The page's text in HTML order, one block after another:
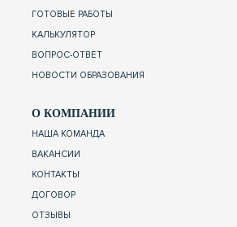
ГОТОВЫЕ РАБОТЫ
КАЛЬКУЛЯТОР
ВОПРОС-ОТВЕТ
НОВОСТИ ОБРАЗОВАНИЯ
О КОМПАНИИ
НАША КОМАНДА
ВАКАНСИИ
КОНТАКТЫ
ДОГОВОР
ОТЗЫВЫ